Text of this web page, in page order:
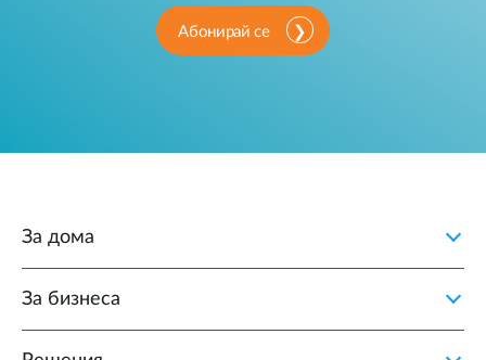
Абонирай се
За дома
За бизнеса